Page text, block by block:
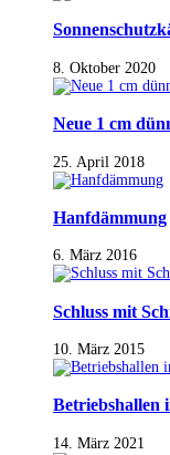
8. Oktober 2020
Neue 1 cm
25. April 2018
Hanfdämmung
6. März 2016
Schluss mit
10. März 2015
Betriebshallen
14. März 2021